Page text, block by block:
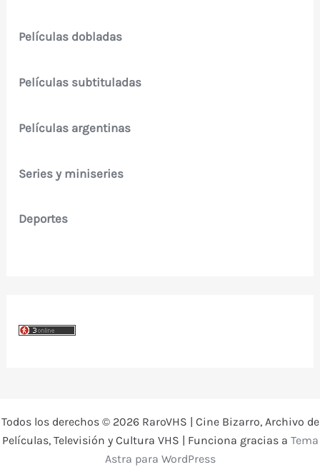
Películas dobladas
Películas subtituladas
Películas argentinas
Series y miniseries
Deportes
Todos los derechos © 2026 RaroVHS | Cine Bizarro, Archivo de
Películas, Televisión y Cultura VHS | Funciona gracias a Tema
Astra para WordPress